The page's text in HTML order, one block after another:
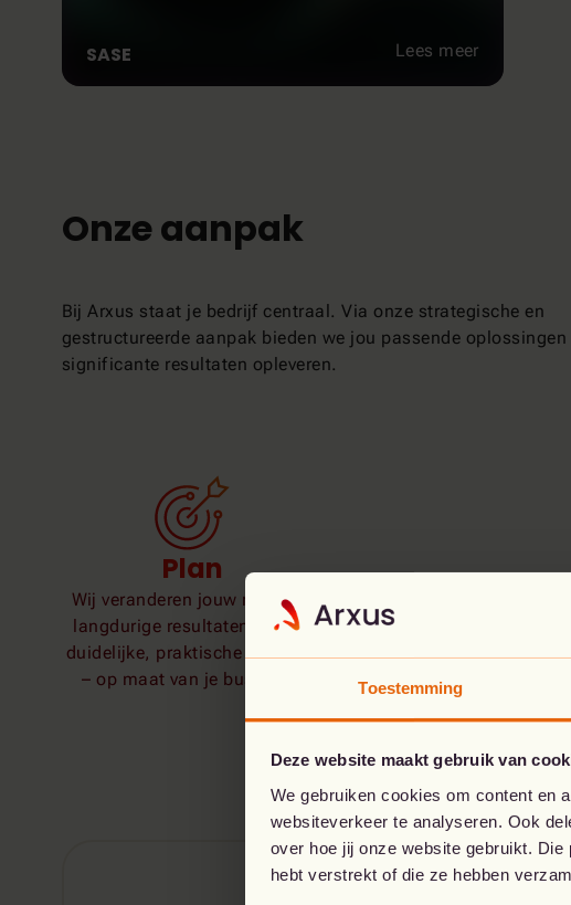
Toestemming
Deze website maakt gebruik van
We gebruiken cookies om content en
websiteverkeer te analyseren. Ook
over hoe jij onze website gebruikt.
hebt verstrekt of die ze hebben
SASE Lees meer
Onze aanpak
Bij Arxus staat je bedrijf centraal. Via onze strategische en
gestructureerde aanpak bieden we jou passende oplossingen
significante resultaten opleveren.
Plan
Wij veranderen jouw noden in
langdurige resultaten via een
duidelijke, praktische strategie
– op maat van je business.